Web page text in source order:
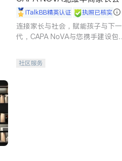
iTalkBB精英认证 执照已核实
连接家长与社会，赋能孩子与下一
代，CAPA NoVA与您携手建设包
社区服务